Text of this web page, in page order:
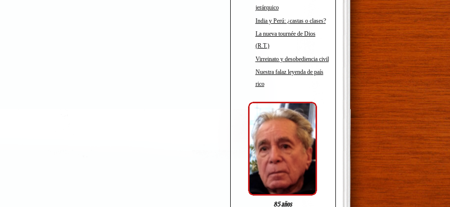
jerárquico
India y Perú: ¿castas o clases?
La nueva tournée de Dios
(R.T.)
Virreinato y desobediencia civil
Nuestra falaz leyenda de país
rico